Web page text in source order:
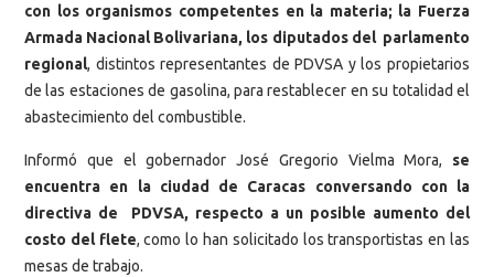
con los organismos competentes en la materia; la Fuerza
Armada Nacional Bolivariana, los diputados del parlamento
regional, distintos representantes de PDVSA y los propietarios
de las estaciones de gasolina, para restablecer en su totalidad el
abastecimiento del combustible.
Informó que el gobernador José Gregorio Vielma Mora, se
encuentra en la ciudad de Caracas conversando con la
directiva de PDVSA, respecto a un posible aumento del
costo del flete, como lo han solicitado los transportistas en las
mesas de trabajo.